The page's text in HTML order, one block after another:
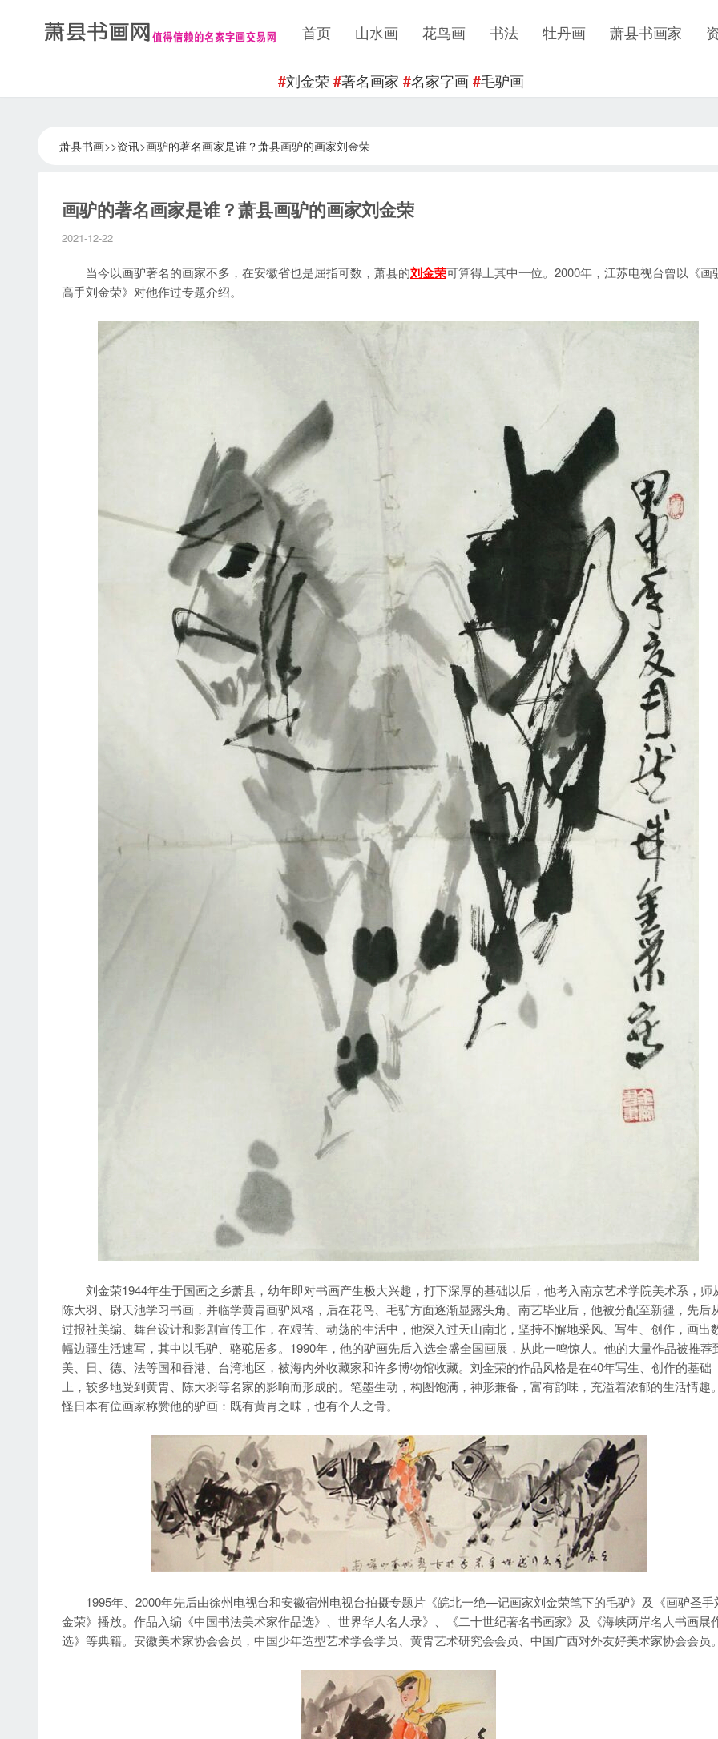
首页 山水画 花鸟画 书法 牡丹画 萧县书画家
#刘金荣#著名画家 #名家字画#毛驴画
萧县书画>>资讯>画驴的著名画家是谁？萧县画驴的画家刘金荣
画驴的著名画家是谁？萧县画驴的画家刘金荣
2021-12-22
当今以画驴著名的画家不多，在安徽省也是屈指可数，萧县的刘金荣可算得上其中一位。2000年，江苏电视台曾以《画
高手刘金荣》对他作过专题介绍。
刘金荣1944年生于国画之乡萧县，幼年即对书画产生极大兴趣，打下深厚的基础以后，他考入南京艺术学院美术系，师
陈大羽、尉天池学习书画，并临学黄胄画驴风格，后在花鸟、毛驴方面逐渐显露头角。南艺毕业后，他被分配至新疆，先后
过报社美编、舞台设计和影剧宣传工作，在艰苦、动荡的生活中，他深入过天山南北，坚持不懈地采风、写生、创作，画出
幅边疆生活速写，其中以毛驴、骆驼居多。1990年，他的驴画先后入选全盛全国画展，从此一鸣惊人。他的大量作品被推荐
美、日、德、法等国和香港、台湾地区，被海内外收藏家和许多博物馆收藏。刘金荣的作品风格是在40年写生、创作的基础
上，较多地受到黄胄、陈大羽等名家的影响而形成的。笔墨生动，构图饱满，神形兼备，富有韵味，充溢着浓郁的生活情趣
怪日本有位画家称赞他的驴画：既有黄胄之味，也有个人之骨。
1995年、2000年先后由徐州电视台和安徽宿州电视台拍摄专题片《皖北一绝—记画家刘金荣笔下的毛驴》及《画驴圣手
金荣》播放。作品入编《中国书法美术家作品选》、世界华人名人录》、《二十世纪著名书画家》及《海峡两岸名人书画展
选》等典籍。安徽美术家协会会员，中国少年造型艺术学会学员、黄胄艺术研究会会员、中国广西对外友好美术家协会会员。